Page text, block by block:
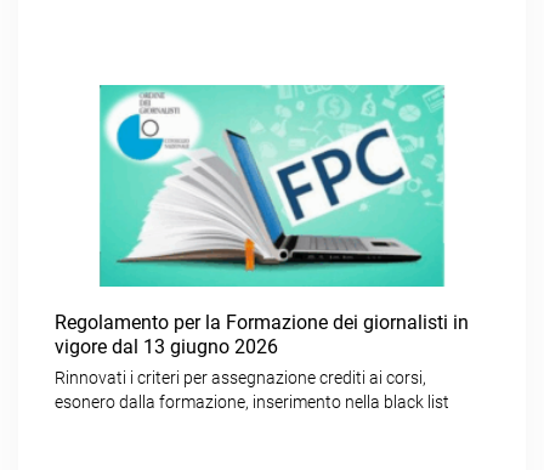
Regolamento per la Formazione dei giornalisti in
vigore dal 13 giugno 2026
Rinnovati i criteri per assegnazione crediti ai corsi,
esonero dalla formazione, inserimento nella black list